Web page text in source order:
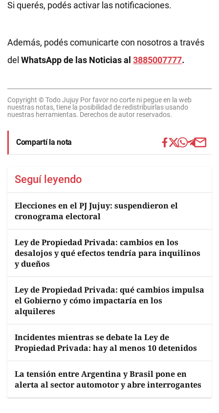
Si querés, podés activar las notificaciones.
Además, podés comunicarte con nosotros a través
del WhatsApp de las Noticias al 3885007777.
Copyright © Todo Jujuy Por favor no corte ni pegue en la web
nuestras notas, tiene la posibilidad de redistribuirlas usando
nuestras herramientas. Derechos de autor reservados.
Compartí la nota
Seguí leyendo
Elecciones en el PJ Jujuy: suspendieron el
cronograma electoral
Ley de Propiedad Privada: cambios en los
desalojos y qué efectos tendría para inquilinos
y dueños
Ley de Propiedad Privada: qué cambios impulsa
el Gobierno y cómo impactaría en los
alquileres
Incidentes mientras se debate la Ley de
Propiedad Privada: hay al menos 10 detenidos
La tensión entre Argentina y Brasil pone en
alerta al sector automotor y abre interrogantes